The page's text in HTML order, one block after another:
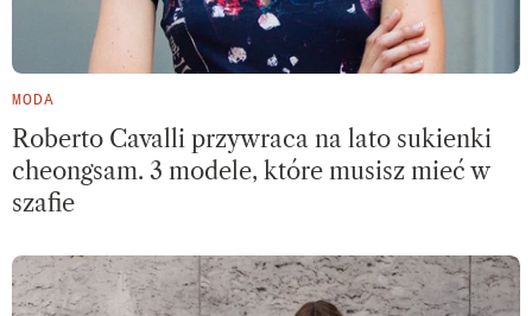
MODA
Roberto Cavalli przywraca na lato sukienki
cheongsam. 3 modele, które musisz mieć w
szafie